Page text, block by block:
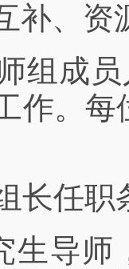
补、资
组成
作。
长任职
生导